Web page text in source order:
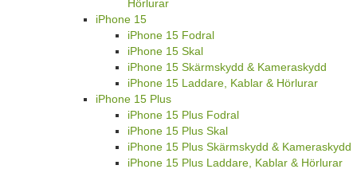
Hörlurar
iPhone 15
iPhone 15 Fodral
iPhone 15 Skal
iPhone 15 Skärmskydd & Kameraskydd
iPhone 15 Laddare, Kablar & Hörlurar
iPhone 15 Plus
iPhone 15 Plus Fodral
iPhone 15 Plus Skal
iPhone 15 Plus Skärmskydd & Kameraskydd
iPhone 15 Plus Laddare, Kablar & Hörlurar